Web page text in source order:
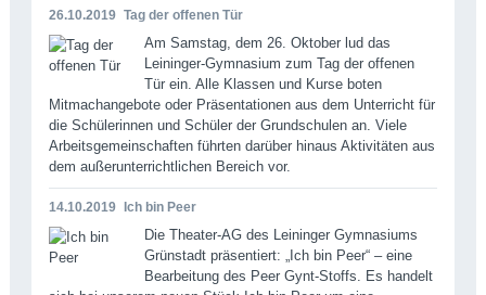
26.10.2019 Tag der offenen Tür
Am Samstag, dem 26. Oktober lud das
Leininger-Gymnasium zum Tag der offenen
Tür ein. Alle Klassen und Kurse boten
Mitmachangebote oder Präsentationen aus dem Unterricht für
die Schülerinnen und Schüler der Grundschulen an. Viele
Arbeitsgemeinschaften führten darüber hinaus Aktivitäten aus
dem außerunterrichtlichen Bereich vor.
14.10.2019 Ich bin Peer
Die Theater-AG des Leininger Gymnasiums
Grünstadt präsentiert: „Ich bin Peer“ – eine
Bearbeitung des Peer Gynt-Stoffs. Es handelt